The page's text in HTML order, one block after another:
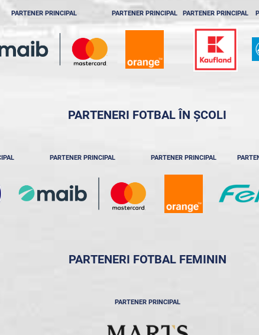
PARTENER PRINCIPAL PARTENER PRINCIPAL PARTENER PRINCIPAL
PARTENERI FOTBAL ÎN ȘCOLI
PARTENER PRINCIPAL PARTENER PRINCIPAL
PARTENERI FOTBAL FEMININ
PARTENER PRINCIPAL